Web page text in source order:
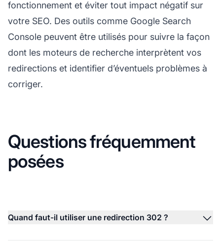
fonctionnement et éviter tout impact négatif sur
votre SEO. Des outils comme Google Search
Console peuvent être utilisés pour suivre la façon
dont les moteurs de recherche interprètent vos
redirections et identifier d’éventuels problèmes à
corriger.
Questions fréquemment
posées
Quand faut-il utiliser une redirection 302 ?